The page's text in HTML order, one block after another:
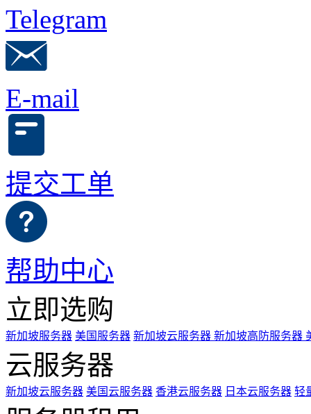
Telegram
E-mail
提交工单
帮助中心
立即选购
新加坡服务器 美国服务器 新加坡云服务器 新加坡高防服务器
云服务器
新加坡云服务器 美国云服务器 香港云服务器 日本云服务器 轻